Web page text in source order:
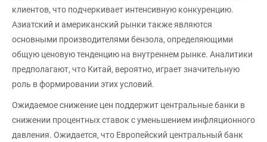
клиентов, что подчеркивает интенсивную конкуренцию.
Азиатский и американский рынки также являются
основными производителями бензола, определяющими
общую ценовую тенденцию на внутреннем рынке. Аналитики
предполагают, что Китай, вероятно, играет значительную
роль в формировании этих условий.
Ожидаемое снижение цен поддержит центральные банки в
снижении процентных ставок с уменьшением инфляционного
давления. Ожидается, что Европейский центральный банк